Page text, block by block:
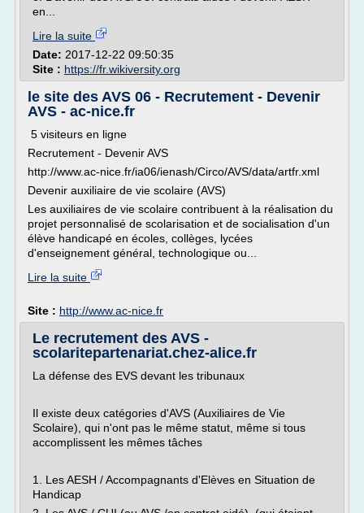
en...
Lire la suite
Date: 2017-12-22 09:50:35
Site : https://fr.wikiversity.org
le site des AVS 06 - Recrutement - Devenir
AVS - ac-nice.fr
5 visiteurs en ligne
Recrutement - Devenir AVS
http://www.ac-nice.fr/ia06/ienash/Circo/AVS/data/artfr.xml
Devenir auxiliaire de vie scolaire (AVS)
Les auxiliaires de vie scolaire contribuent à la réalisation du
projet personnalisé de scolarisation et de socialisation d'un
élève handicapé en écoles, collèges, lycées
d'enseignement général, technologique ou...
Lire la suite
Site : http://www.ac-nice.fr
Le recrutement des AVS -
scolaritepartenariat.chez-alice.fr
La défense des EVS devant les tribunaux
Il existe deux catégories d'AVS (Auxiliaires de Vie
Scolaire), qui n'ont pas le même statut, même si tous
accomplissent les mêmes tâches
1. Les AESH / Accompagnants d'Elèves en Situation de
Handicap